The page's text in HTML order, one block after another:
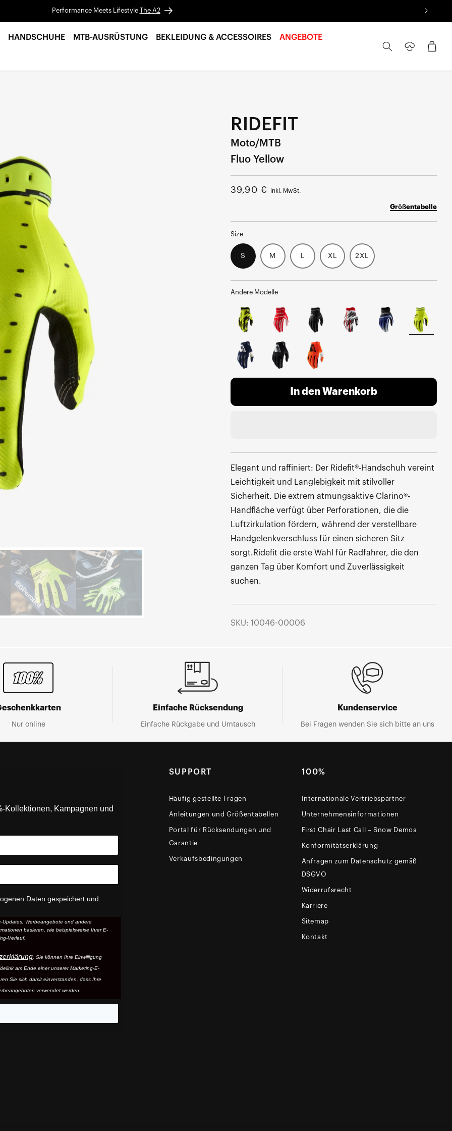
Performance Meets Lifestyle The A2
HANDSCHUHE MTB-AUSRÜSTUNG BEKLEIDUNG & ACCESSOIRES ANGEBOTE
AnmeldenWarenkorb
RIDEFIT
Moto/MTB
Fluo Yellow
Normalpreis
39,90 € inkl. MwSt.
Größentabelle
Size
S M L XL 2XL
Andere Modelle
In den Warenkorb
Elegant und raffiniert: Der Ridefit®-Handschuh vereint
Leichtigkeit und Langlebigkeit mit stilvoller
Sicherheit. Die extrem atmungsaktive Clarino®-
Handfläche verfügt über Perforationen, die die
Luftzirkulation fördern, während der verstellbare
Handgelenkverschluss für einen sicheren Sitz
sorgt.Ridefit die erste Wahl für Radfahrer, die den
ganzen Tag über Komfort und Zuverlässigkeit
suchen.
SKU: 10046-00006
Nur online
Einfache Rücksendung
Einfache Rückgabe und Umtausch
Kundenservice
Bei Fragen wenden Sie sich bitte an uns
Kollektionen, Kampagnen und
Daten gespeichert und
Updates, Werbeangebote und andere
basieren, wie beispielsweise Ihrer E-
Verlauf.
. Sie können Ihre Einwilligung
am Ende einer unserer Marketing-E-
Sie sich damit einverstanden, dass Ihre
verwendet werden.
SUPPORT
Häufig gestellte Fragen
Anleitungen und Größentabellen
Portal für Rücksendungen und
Garantie
Verkaufsbedingungen
100%
Internationale Vertriebspartner
Unternehmensinformationen
First Chair Last Call – Snow Demos
Konformitätserklärung
Anfragen zum Datenschutz gemäß
DSGVO
Widerrufsrecht
Karriere
Sitemap
Kontakt